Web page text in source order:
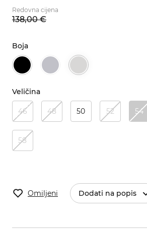
Redovna cijena
138,00 €
Boja
Veličina
46 48 50 52 54
58
Omiljeni Dodati na popis